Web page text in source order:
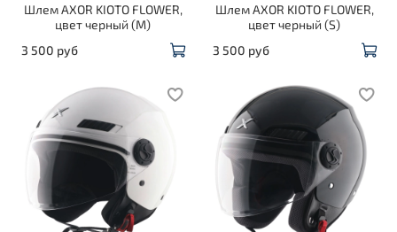
Шлем AXOR KIOTO FLOWER,
цвет черный (M)
3 500 руб
Шлем AXOR KIOTO FLOWER,
цвет черный (S)
3 500 руб